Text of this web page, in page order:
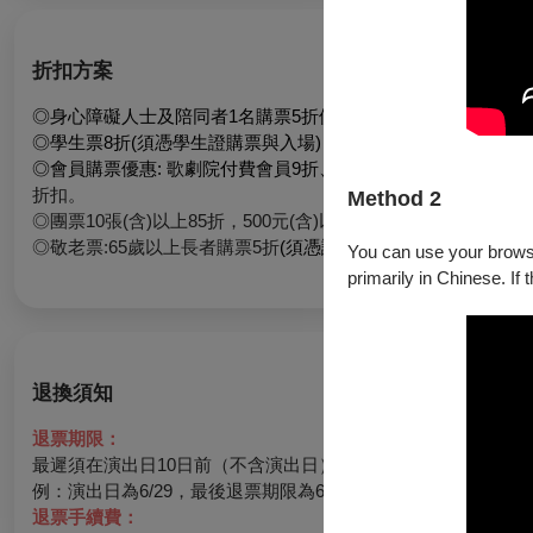
Method 2
You can use your
primarily in Chinese. If
折扣方案
◎身心障礙人士及陪同者1名購票5折優待，入場時應出示身心
◎學生票8折(須憑學生證購票與入場)
◎會員購票優惠: 歌劇院付費會員9折、兩廳院付費會員9折、
折扣。
◎團票10張(含)以上85折，500元(含)以下票級不折扣。
◎敬老票:65歲以上長者購票5折(須憑證購票與入場)
退換須知
退票期限：
最遲須在演出日10日前（不含演出日）辦理，逾期無法受理。
例：演出日為6/29，最後退票期限為6/19。
退票手續費：